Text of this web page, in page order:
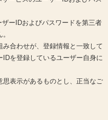
ーIDおよびパスワードを第三者
合わせが、登録情報と一致して
を登録しているユーザー自身に
表示があるものとし、正当なご